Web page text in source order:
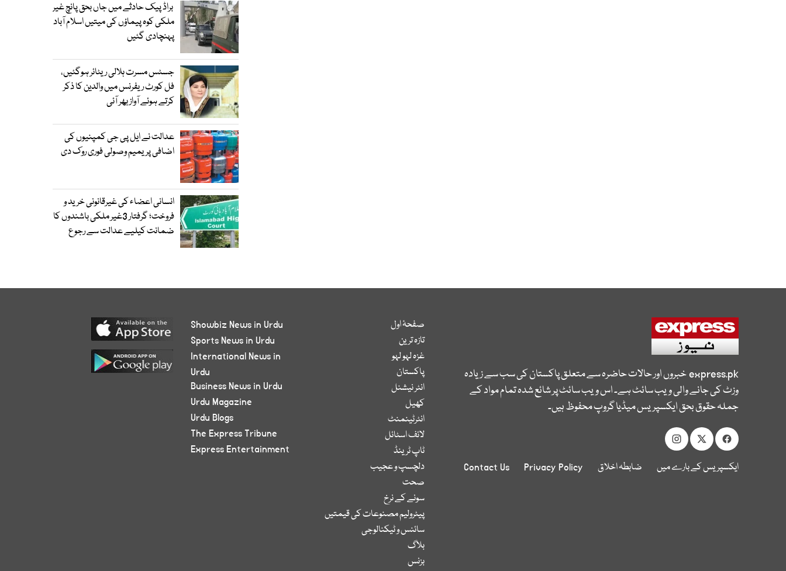
براڈ پیک حادثے میں جاں بحق پانچ غیر
ملکی کوہ پیماؤں کی میتیں اسلام آباد
پہنچادی گئیں
جسٹس مسرت ہلالی ریٹائر ہوگئیں،
فل کورٹ ریفرنس میں والدین کا ذکر
کرتے ہوئے آواز بھر آئی
عدالت نے ایل پی جی کمپنیوں کی
اضافی پریمیم وصولی فوری روک دی
انسانی اعضاء کی غیرقانونی خرید و
فروخت؛ گرفتار 3غیر ملکی باشندوں کا
ضمانت کیلیے عدالت سے رجوع
express.pkخبروں اور حالات حاضرہ سے متعلق پاکستان کی سب سے زیادہ
وزٹ کی جانے والی ویب سائٹ ہے۔ اس ویب سائٹ پر شائع شدہ تمام مواد کے
جملہ حقوق بحق ایکسپریس میڈیا گروپ محفوظ ہیں۔
ایکسپریس کے بارے میں ضابطہ اخلاق Privacy Policy
Contact Us
صفحۂ اول
تازہ ترین
غزہ لہو لہو
پاکستان
انٹر نیشنل
کھیل
انٹرٹینمنٹ
لائف اسٹائل
ٹاپ ٹرینڈ
دلچسپ و عجیب
صحت
سونے کے نرخ
پیٹرولیم مصنوعات کی قیمتیں
سائنس و ٹیکنالوجی
بلاگ
بزنس
Showbiz News in Urdu
Sports News in Urdu
International News in
Urdu
Business News in Urdu
Urdu Magazine
Urdu Blogs
The Express Tribune
Express Entertainment